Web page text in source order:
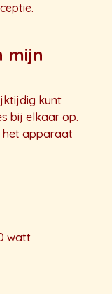
mijn
kunt
bij elkaar op.
het apparaat
watt